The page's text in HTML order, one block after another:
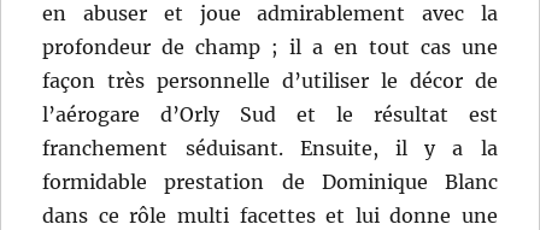
en abuser et joue admirablement avec la
profondeur de champ ; il a en tout cas une
façon très personnelle d’utiliser le décor de
l’aérogare d’Orly Sud et le résultat est
franchement séduisant. Ensuite, il y a la
formidable prestation de Dominique Blanc
dans ce rôle multi facettes et lui donne une